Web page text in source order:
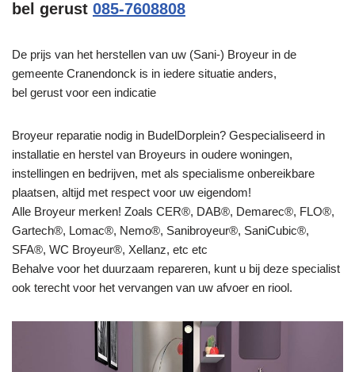
bel gerust 085-7608808
De prijs van het herstellen van uw (Sani-) Broyeur in de
gemeente Cranendonck is in iedere situatie anders,
bel gerust voor een indicatie
Broyeur reparatie nodig in BudelDorplein? Gespecialiseerd in
installatie en herstel van Broyeurs in oudere woningen,
instellingen en bedrijven, met als specialisme onbereikbare
plaatsen, altijd met respect voor uw eigendom!
Alle Broyeur merken! Zoals CER®, DAB®, Demarec®, FLO®,
Gartech®, Lomac®, Nemo®, Sanibroyeur®, SaniCubic®,
SFA®, WC Broyeur®, Xellanz, etc etc
Behalve voor het duurzaam repareren, kunt u bij deze specialist
ook terecht voor het vervangen van uw afvoer en riool.